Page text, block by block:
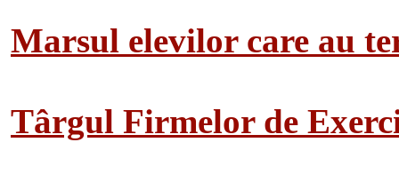
Marsul elevilor care au
Târgul Firmelor de